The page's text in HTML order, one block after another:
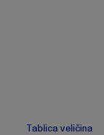
Tablica veličina